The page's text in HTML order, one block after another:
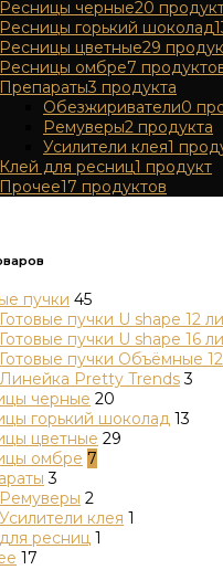
Ресницы черные20
Ресницы горький шоколад
Ресницы цветные29
Ресницы омбре7
Препараты3 продукта
Обезжириватели0
Ремуверы2 продукта
Усилители клея1
Клей для ресниц1 продукт
Прочее17 продуктов
пучки 45
Готовые пучки U shape 12
Готовые пучки U shape 16
Готовые пучки Объёмные
Линейка Pretty Trends 3
черные 20
горький шоколад 13
цветные 29
омбре 7
3
Ремуверы 2
Усилители клея 1
ресниц 1
17